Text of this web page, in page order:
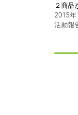
２商品
2015年
活動報